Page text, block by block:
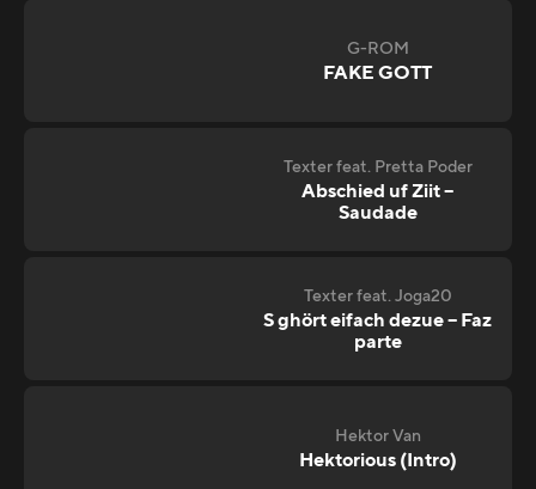
G-ROM
FAKE GOTT
Texter feat. Pretta Poder
Abschied uf Ziit –
Saudade
Texter feat. Joga20
S ghört eifach dezue – Faz
parte
Hektor Van
Hektorious (Intro)